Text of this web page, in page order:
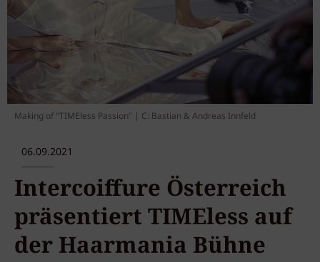
Making of "TIMEless Passion" | C: Bastian & Andreas Innfeld
06.09.2021
Intercoiffure Österreich
präsentiert TIMEless auf
der Haarmania Bühne